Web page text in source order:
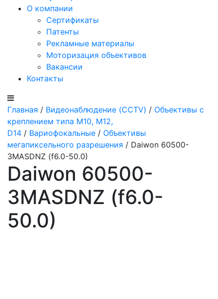
О компании
Сертификаты
Патенты
Рекламные материалы
Моторизация объективов
Вакансии
Контакты
Главная / Видеонаблюдение (CCTV) / Объективы с
креплением типа M10, M12,
D14 / Вариофокальные / Объективы
мегапиксельного разрешения / Daiwon 60500-
3MASDNZ (f6.0-50.0)
Daiwon 60500-
3MASDNZ (f6.0-
50.0)